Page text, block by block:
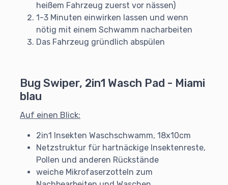
heißem Fahrzeug zuerst vor nässen)
1-3 Minuten einwirken lassen und wenn
nötig mit einem Schwamm nacharbeiten
Das Fahrzeug gründlich abspülen
Bug Swiper, 2in1 Wasch Pad - Miami
blau
Auf einen Blick:
2in1 Insekten Waschschwamm, 18x10cm
Netzstruktur für hartnäckige Insektenreste,
Pollen und anderen Rückstände
weiche Mikrofaserzotteln zum